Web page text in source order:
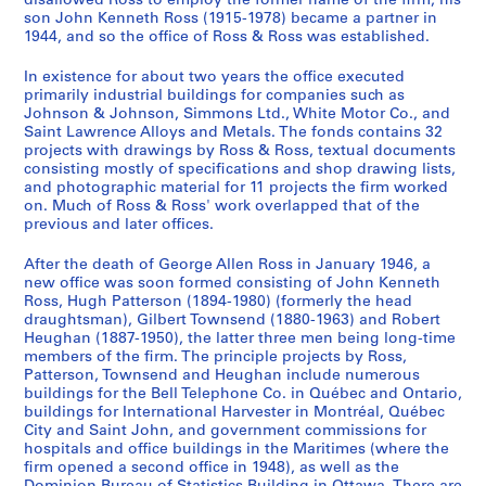
n
1
4
7
a
n
d
1
9
3
]
AP013.S1.D301.SD1
n
1
4
0
a
n
d
1
9
4
]
AP013.S1.D348.SD1
]
AP013.S1.D348.SD4
1
9
4
AP013.S1.D348.SD7
4
4
AP013.S1.D348.SD8
9
4
]
AP013.S1.D348.SD14
1
9
4
AP013.S1.D348.SD15
6
0
AP013.S2.D614
p
p
r
t
[
C
h
o
m
d
y
A
p
a
r
t
m
e
n
t
o
d
m
i
r
a
l
B
a
t
t
y
H
o
t
e
l
,
son John Kenneth Ross (1915-1978) became a partner in
1944, and so the office of Ross & Ross was established.
In existence for about two years the office executed
primarily industrial buildings for companies such as
Johnson & Johnson, Simmons Ltd., White Motor Co., and
Saint Lawrence Alloys and Metals. The fonds contains 32
projects with drawings by Ross & Ross, textual documents
consisting mostly of specifications and shop drawing lists,
and photographic material for 11 projects the firm worked
on. Much of Ross & Ross' work overlapped that of the
previous and later offices.
After the death of George Allen Ross in January 1946, a
new office was soon formed consisting of John Kenneth
Ross, Hugh Patterson (1894-1980) (formerly the head
draughtsman), Gilbert Townsend (1880-1963) and Robert
Heughan (1887-1950), the latter three men being long-time
members of the firm. The principle projects by Ross,
Patterson, Townsend and Heughan include numerous
buildings for the Bell Telephone Co. in Québec and Ontario,
buildings for International Harvester in Montréal, Québec
City and Saint John, and government commissions for
hospitals and office buildings in the Maritimes (where the
firm opened a second office in 1948), as well as the